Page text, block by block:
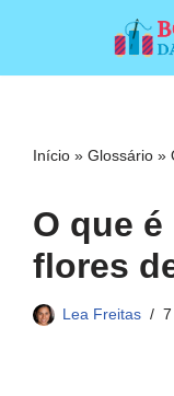
conteúdo
Início » Glossário »
O que
flores
Lea Freitas